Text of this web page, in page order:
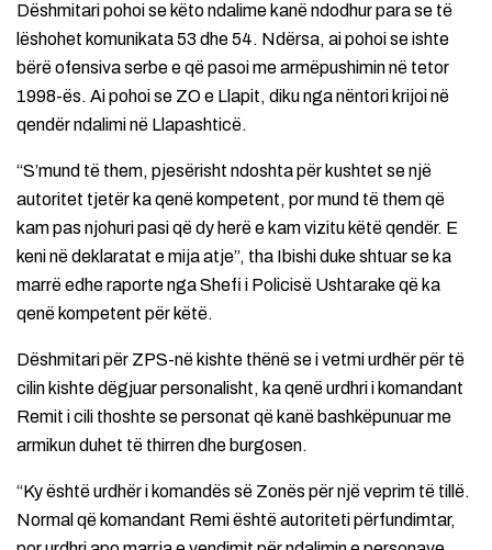
Dëshmitari pohoi se këto ndalime kanë ndodhur para se të
lëshohet komunikata 53 dhe 54. Ndërsa, ai pohoi se ishte
bërë ofensiva serbe e që pasoi me armëpushimin në tetor
1998-ës. Ai pohoi se ZO e Llapit, diku nga nëntori krijoi në
qendër ndalimi në Llapashticë.
“S’mund të them, pjesërisht ndoshta për kushtet se një
autoritet tjetër ka qenë kompetent, por mund të them që
kam pas njohuri pasi që dy herë e kam vizitu këtë qendër. E
keni në deklaratat e mija atje”, tha Ibishi duke shtuar se ka
marrë edhe raporte nga Shefi i Policisë Ushtarake që ka
qenë kompetent për këtë.
Dëshmitari për ZPS-në kishte thënë se i vetmi urdhër për të
cilin kishte dëgjuar personalisht, ka qenë urdhri i komandant
Remit i cili thoshte se personat që kanë bashkëpunuar me
armikun duhet të thirren dhe burgosen.
“Ky është urdhër i komandës së Zonës për një veprim të tillë.
Normal që komandant Remi është autoriteti përfundimtar,